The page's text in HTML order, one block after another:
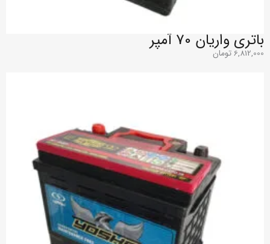
باتری واریان 70 آمپر
6,812,000تومان